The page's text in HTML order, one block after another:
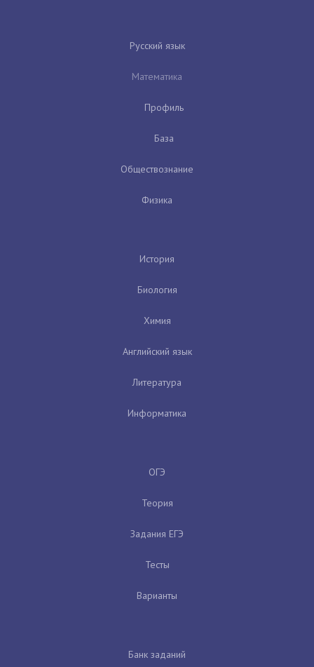
Русский язык
Математика
Профиль
База
Обществознание
Физика
История
Биология
Химия
Английский язык
Литература
Информатика
ОГЭ
Теория
Задания ЕГЭ
Тесты
Варианты
Банк заданий